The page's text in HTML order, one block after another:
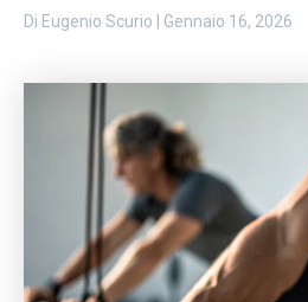
Di Eugenio Scurio Gennaio 16, 2026